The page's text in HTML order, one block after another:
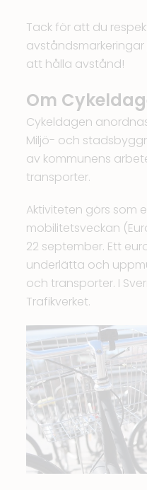
Tack för att du
att hålla avstånd!
Om
Cykeldagen
Miljö- och
av kommunens
transporter.
Aktiviteten görs som
mobilitetsveckan (
22 september. Ett
underlätta och
och transporter. I
Trafikverket.